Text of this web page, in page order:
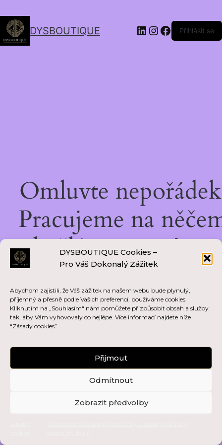
DYSBOUTIQUE Cookies –
Pro Váš Dokonalý Zážitek
Abychom zajistili, že Váš zážitek na našem webu bude plynulý,
příjemný a přesně podle Vašich preferencí, používáme cookies.
Kliknutím na „Souhlasím“ nám pomůžete přizpůsobit obsah a služby
tak, aby Vám vyhovovaly co nejlépe. Více informací najdete níže
“Zásady cookies”
Přijmout
Odmítnout
Zobrazit předvolby
DYSBOUTIQUE Přihlásit se
Omluvte
Pracujeme na
skvělém — vraťte se
brzy zpět!